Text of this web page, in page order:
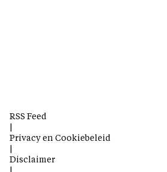
RSS Feed
Privacy en Cookiebeleid
Disclaimer